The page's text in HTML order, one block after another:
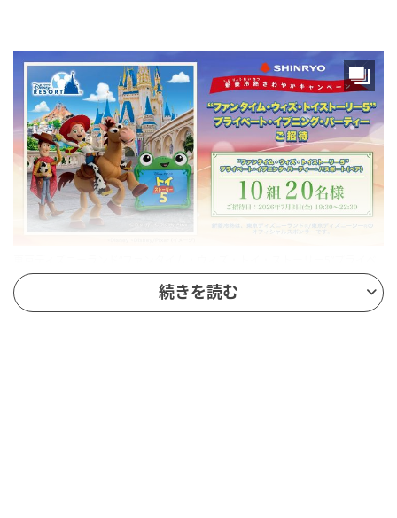
ート・イブニング・パーティーにご招待！新菱冷熱さわやかキャンペーン
続きを読む